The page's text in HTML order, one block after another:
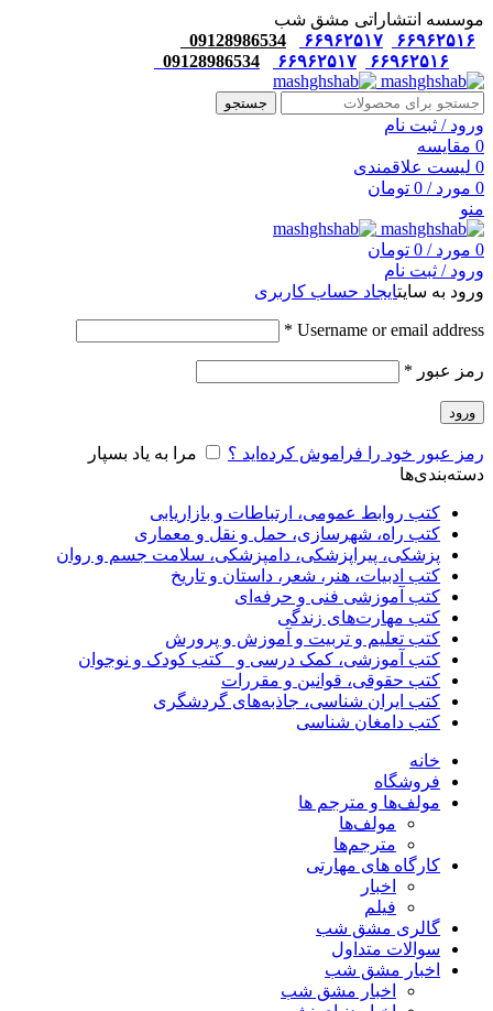
موسسه انتشاراتی مشق شب
۶۶۹۶۲۵۱۶
۶۶۹۶۲۵۱۷
09128986534
۶۶۹۶۲۵۱۶
۶۶۹۶۲۵۱۷ 09128986534
جستجو
ورود / ثبت نام
0 مقایسه
0 لیست علاقمندی
0 مورد /
0 تومان
منو
0 مورد /
0 تومان
ورود / ثبت نام
ورود به سایتایجاد حساب کاربری
Username or email address
*
رمز عبور *
ورود
رمز عبور خود را فراموش کرده‌اید ؟
مرا به یاد بسپار
دسته‌بندی‌ها
کتب روابط عمومی، ارتباطات و بازاریابی
کتب راه، شهرسازی، حمل و نقل و معماری
پزشکی، پیراپزشکی، دامپزشکی، سلامت جسم و روان
کتب ادبیات، هنر، شعر، داستان و تاریخ
کتب آموزشی فنی و حرفه‌ای
کتب مهارت‌های زندگی
کتب تعلیم و تربیت و آموزش و پرورش
کتب آموزشی، کمک درسی و _کتب کودک و نوجوان
کتب حقوقی، قوانین و مقررات
کتب ایران شناسی، جاذبه‌های گردشگری
کتب دامغان شناسی
خانه
فروشگاه
مولف‌ها و مترجم ها
مولف‌ها
مترجم‌ها
کارگاه های مهارتی
اخبار
فیلم
گالری مشق شب
سوالات متداول
اخبار مشق شب
اخبار مشق شب